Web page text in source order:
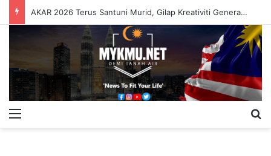
AKAR 2026 Terus Santuni Murid, Gilap Kreativiti Generasi Muda